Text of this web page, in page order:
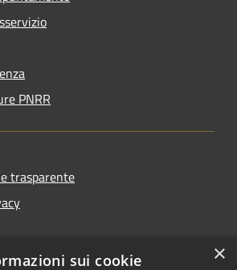
PNRR
trasparente
accessibilità
×
sui cookie